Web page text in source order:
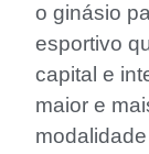
o ginásio
esportivo
capital e
maior e